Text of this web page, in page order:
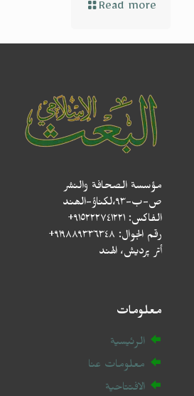
Read more
مؤسسة الصحافة والنشر
ص-ب-۹۳،لکناؤ-الھند
الفاكس: ٩١٥٢٢٢٧٤١٢٢١+
رقم الجوال: ٩١٩٨٨٩٣٣٦٣٤٨+
أتر پردیش، الهند
معلومات
الرئيسية
معلومات عنا
الافتتاحية